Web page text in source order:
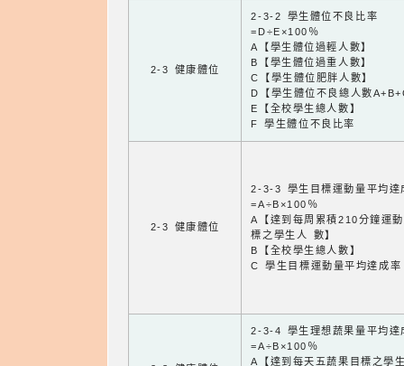
2-3 健康體位
2-3-2 學生體位不良比率
=D÷E×100％
A【學生體位過輕人數】
B【學生體位過重人數】
C【學生體位肥胖人數】
D【學生體位不良總人數
E【全校學生總人數】
F 學生體位不良比率
2-3 健康體位
2-3-3 學生目標運動量平均達
=A÷B×100％
A【達到每周累積210分鐘運
標之學生人 數】
B【全校學生總人數】
C 學生目標運動量平均達成率
2-3-4 學生理想蔬果量平均達
=A÷B×100％
A【達到每天五蔬果目標之學